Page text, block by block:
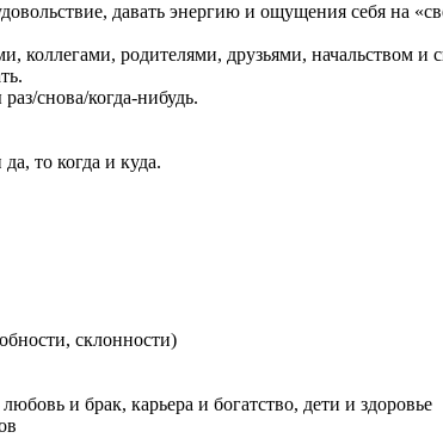
давать энергию и ощущения себя на
родителями, друзьями, начальством и
снова/когда-нибудь.
то когда и куда.
склонности)
и брак, карьера и богатство, дети и здоровье